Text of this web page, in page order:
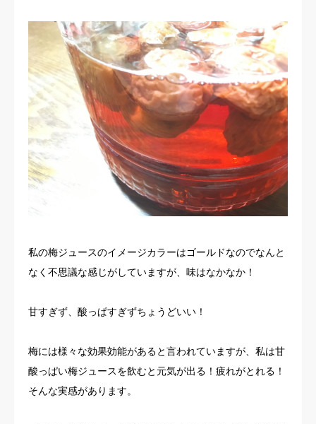
私の梅ジュースのイメージカラーはゴールドなのでなんと
なく不思議な感じがしていますが、味はなかなか！
甘すぎず、酸っぱすぎずちょうどいい！
梅には様々な効果効能があると言われていますが、私は甘
酸っぱい梅ジュースを飲むと元気が出る！疲れがとれる！
そんな実感があります。
イベント情報